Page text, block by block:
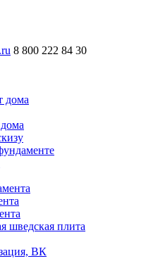
8 800 222 84 30
дома
шведская плита
ВК